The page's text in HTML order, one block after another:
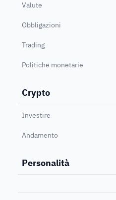
Valute
Obbligazioni
Trading
Politiche monetarie
Crypto
Investire
Andamento
Personalità